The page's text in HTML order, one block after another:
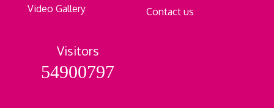
Video Gallery
Contact us
Visitors
54900797